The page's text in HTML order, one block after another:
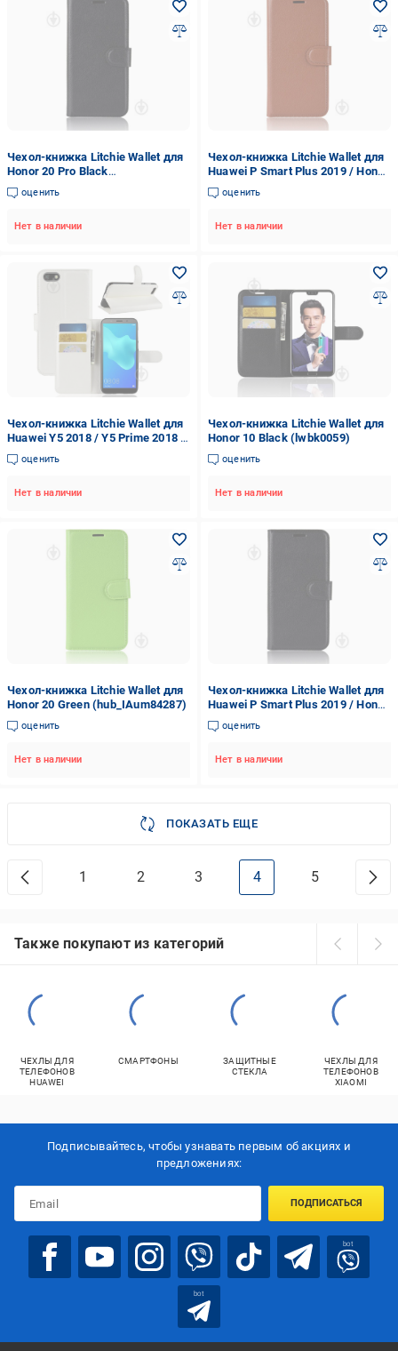
Чехол-книжка Litchie Wallet для
Honor 20 Pro Black
(hub_Rlyd78647)
оценить
Нет в наличии
Чехол-книжка Litchie Wallet для
Huawei P Smart Plus 2019 / Honor
10i Brown (hub_WHLn79295)
оценить
Нет в наличии
Чехол-книжка Litchie Wallet для
Huawei Y5 2018 / Y5 Prime 2018 /
Honor 7A White (lwwh0086)
оценить
Нет в наличии
Чехол-книжка Litchie Wallet для
Honor 10 Black (lwbk0059)
оценить
Нет в наличии
Чехол-книжка Litchie Wallet для
Honor 20 Green (hub_IAum84287)
оценить
Нет в наличии
Чехол-книжка Litchie Wallet для
Huawei P Smart Plus 2019 / Honor
10i Black (hub_yngW67821)
оценить
Нет в наличии
ПОКАЗАТЬ ЕЩЕ
1 2 3 4 5
Также покупают из категорий
ЧЕХЛЫ ДЛЯ
ТЕЛЕФОНОВ
HUAWEI
СМАРТФОНЫ
ЗАЩИТНЫЕ
СТЕКЛА
ЧЕХЛЫ ДЛЯ
ТЕЛЕФОНОВ
XIAOMI
Подписывайтесь, чтобы узнавать первым об акцияx и
предложениях:
ПОДПИСАТЬСЯ
bot
bot